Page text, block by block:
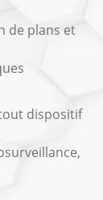
de plans et
dispositif